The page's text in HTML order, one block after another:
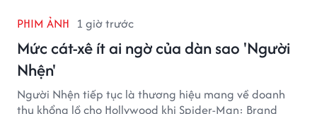
PHIM ẢNH 1 giờ trước
Mức cát-xê ít ai ngờ của dàn sao 'Người
Nhện'
Người Nhện tiếp tục là thương hiệu mang về doanh
thu khổng lồ cho Hollywood khi Spider-Man: Brand